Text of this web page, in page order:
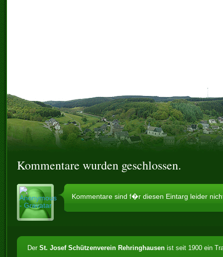
Kommentare wurden geschlossen.
Kommentare sind f�r diesen Eintarg leider
Der St. Josef Schützenverein Rehringhausen ist seit 1900 ein